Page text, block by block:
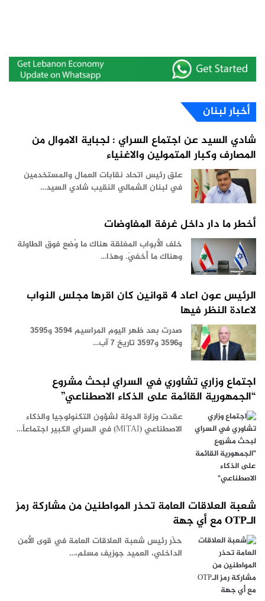
أخبار لبنان
شادي السيد عن اجتماع السراي : لجباية الاموال من
المصارف وكبار المتمولين والاغنياء
علق رئيس اتحاد نقابات العمال والمستخدمين
في لبنان الشمالي النقيب شادي السيد…
أخطر ما دار داخل غرفة المفاوضات
خلف الأبواب المغلقة هناك ما وُضع فوق الطاولة
وهناك ما أخفيَ. وهذا…
الرئيس عون اعاد 4 قوانين كان اقرها مجلس النواب
لاعادة النظر فيها
صدرت بعد ظهر اليوم المراسيم 3594 و3595
و3596 و3597 تاريخ 7 آب…
اجتماع وزاري تشاوري في السراي لبحث مشروع
“الجمهورية القائمة على الذكاء الاصطناعي”
عقدت وزارة الدولة لشؤون التكنولوجيا والذكاء
الاصطناعي (MITAI) في السراي الكبير اجتماعاً…
شعبة العلاقات العامة تحذر المواطنين من مشاركة رمز
الـOTP مع أي جهة
حذّر رئيس شعبة العلاقات العامة في قوى الأمن
الداخلي، العميد ​جوزيف مسلم​،…